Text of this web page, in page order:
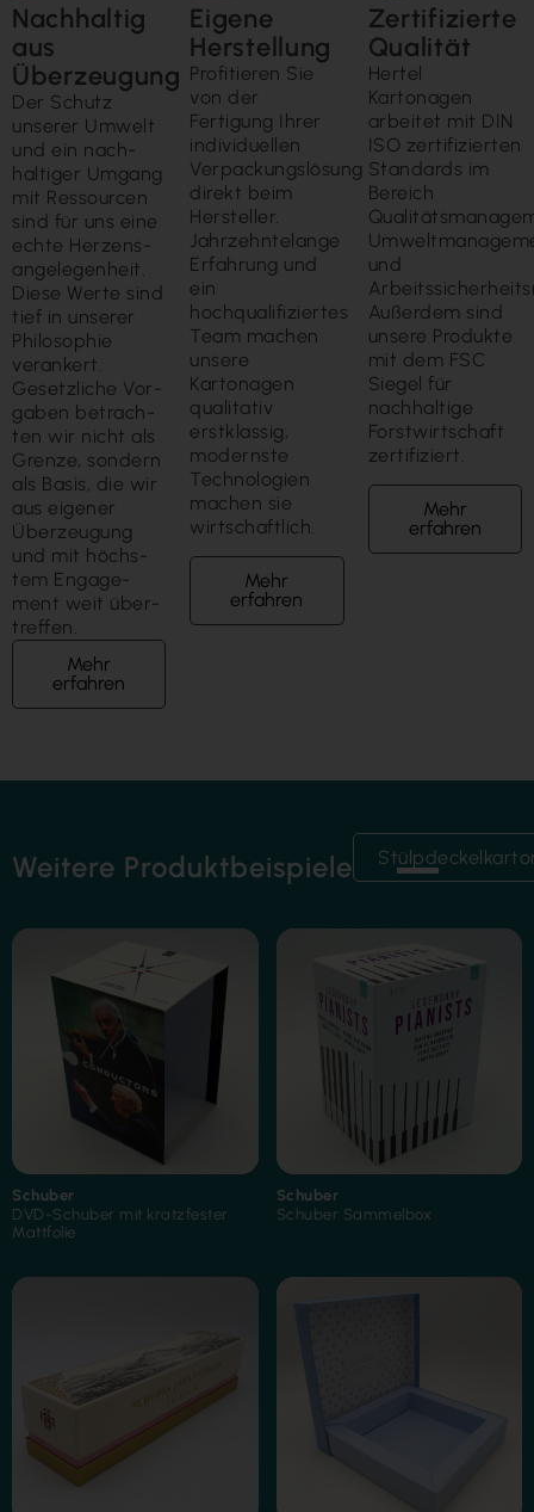
Nachhaltig
aus
Überzeugung
Der Schutz
unserer Um­welt
und ein nach­
haltiger Um­gang
mit Ressour­cen
sind für uns eine
echte Herzens­
ange­legen­heit.
Diese Werte sind
tief in unserer
Philo­sophie
veran­kert.
Gesetz­liche Vor­
gaben betrach­
ten wir nicht als
Grenze, sondern
als Basis, die wir
aus eigener
Über­zeugung
und mit höchs­
tem Engage­
ment weit über­
treffen.
Mehr
erfahren
Eigene
Herstellung
Profitieren Sie
von der
Fertigung Ihrer
individuellen
Verpackungslösung
direkt beim
Hersteller.
Jahrzehntelange
Erfahrung und
ein
hochqualifiziertes
Team machen
unsere
Kartonagen
qualitativ
erstklassig,
modernste
Technologien
machen sie
wirtschaftlich.
Mehr
erfahren
Zertifizierte
Qualität
Hertel
Kartonagen
arbeitet mit DIN
ISO zertifizierten
Standards im
Bereich
und
Außerdem sind
unsere Produkte
mit dem FSC
Siegel für
nachhaltige
Forstwirtschaft
zertifiziert.
Mehr
erfahren
Weitere Produktbeispiele
Schuber
DVD-Schuber mit kratzfester
Mattfolie
Schuber
Schuber Sammelbox
Folienkaschierung
Heißfolienprägung